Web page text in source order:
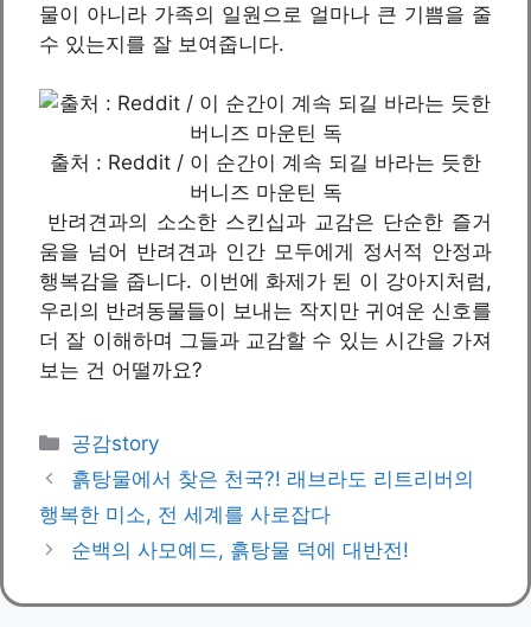
물이 아니라 가족의 일원으로 얼마나 큰 기쁨을 줄
수 있는지를 잘 보여줍니다.
출처 : Reddit / 이 순간이 계속 되길 바라는 듯한
버니즈 마운틴 독
반려견과의 소소한 스킨십과 교감은 단순한 즐거
움을 넘어 반려견과 인간 모두에게 정서적 안정과
행복감을 줍니다. 이번에 화제가 된 이 강아지처럼,
우리의 반려동물들이 보내는 작지만 귀여운 신호를
더 잘 이해하며 그들과 교감할 수 있는 시간을 가져
보는 건 어떨까요?
카
테
리
공감story
흙탕물에서 찾은 천국?! 래브라도 리트리버의
행복한 미소, 전 세계를 사로잡다
순백의 사모예드, 흙탕물 덕에 대반전!